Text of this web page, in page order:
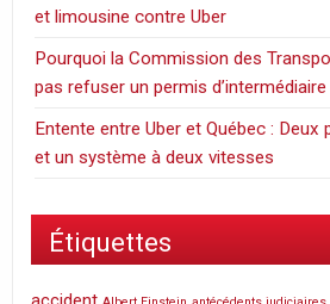
et limousine contre Uber
Pourquoi la Commission des
pas refuser un permis
Entente entre Uber et Québec : Deux
et un système à deux vitesses
Étiquettes